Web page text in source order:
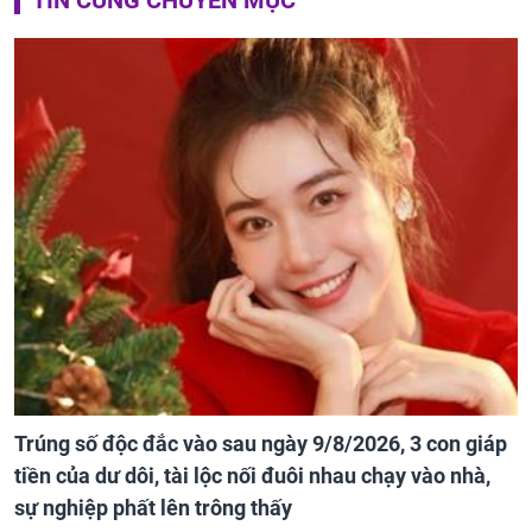
Trúng số độc đắc vào sau ngày 9/8/2026, 3 con giáp
tiền của dư dôi, tài lộc nối đuôi nhau chạy vào nhà,
sự nghiệp phất lên trông thấy